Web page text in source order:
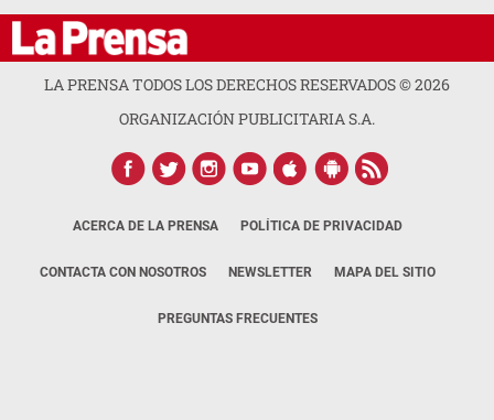
LA PRENSA TODOS LOS DERECHOS RESERVADOS ©2026
ORGANIZACIÓN PUBLICITARIA S.A.
ACERCA DE LA PRENSA POLÍTICA DE PRIVACIDAD
CONTACTA CON NOSOTROS NEWSLETTER MAPA DEL SITIO
PREGUNTAS FRECUENTES